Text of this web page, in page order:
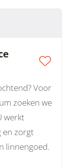
Voor
zoeken we
werkt
en zorgt
linnengoed.